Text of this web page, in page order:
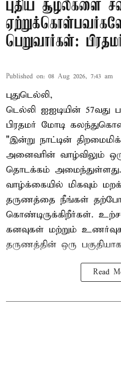
புதிய சூழல்களை
பெறுவார்கள்:
Published on: 08 Aug 2026, 7:43 am
புதுடெல்லி,
டெல்லி ஐஐடியின் 57வது
பிரதமர் மோடி
"இன்று நாட்டின்
அனைவரின் வாழ்விலும்
தொடக்கம்
வாழ்க்கையில் மிகவும்
தருணத்தை நீங்கள்
கொண்டிருக்கிறீர்கள்.
கனவுகள் மற்றும்
தருணத்தின் ஒரு
Read